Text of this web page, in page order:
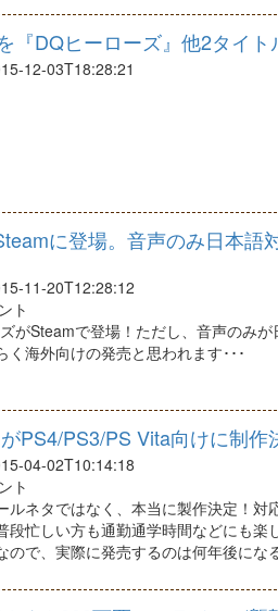
『DQヒーローズ』他2タイト
12-03T18:28:21
に登場。音声のみ日本語
11-20T12:28:12
ト
がSteamで登場！ただし、音声のみ
く海外向けの発売と思われます･･･
PS4/PS3/PS Vita向けに制作
04-02T10:14:18
ト
ルネタではなく、本当に製作決定！対
段忙しい方も通勤通学時間などにも楽
ので、実際に発売するのは何年後にな